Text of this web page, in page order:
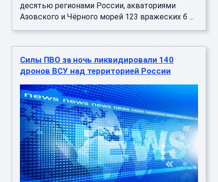
десятью регионами России, акваториями
Азовского и Чёрного морей 123 вражеских б ...
Силы ПВО за ночь ликвидировали 140
дронов ВСУ над территорией России